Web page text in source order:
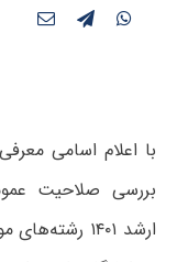
با اعلام اسامی
بررسی صلاحیت
ارشد ۱۴۰۱